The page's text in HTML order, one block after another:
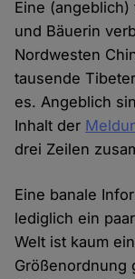
Eine
und Bäuerin
Nordwesten
tausende
es. Angeblich
Inhalt der
drei Zeilen
Eine banale
lediglich ein
Welt ist kaum
Größenordnung